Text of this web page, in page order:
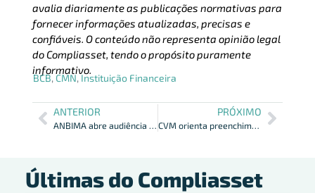
avalia diariamente as publicações normativas para
fornecer informações atualizadas, precisas e
confiáveis. O conteúdo não representa opinião legal
do Compliasset, tendo o propósito puramente
informativo.
BCB,CMN,Instituição Financeira
ANTERIOR
ANBIMA abre audiência pública para revisão de seus códigos de autorregulação
PRÓXIMO
CVM orienta preenchimento de informações sobre CRI em informes de FII
Últimas do Compliasset